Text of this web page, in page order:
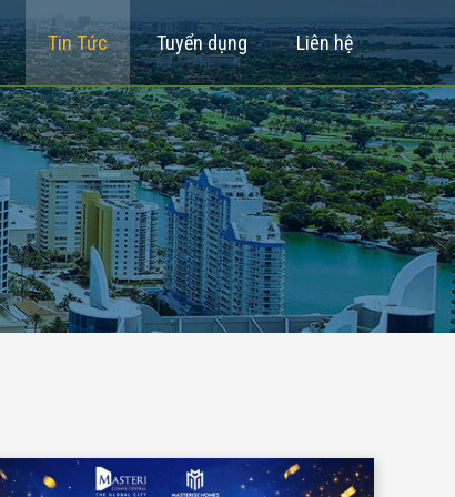
Tin Tức Tuyển dụng Liên hệ